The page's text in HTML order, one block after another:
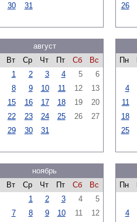
30 31
26
август
Вт Ср Чт Пт Сб
Вс
1
2 3 4 5
6
8 9 10 11 12
13
15 16 17 18 19
20
22 23 24 25 26
27
29 30 31
Пн
4
11
18
25
ноябрь
Вт Ср Чт Пт Сб
Вс
1
2 3 4
5
7 8 9 10 11
12
Пн
4